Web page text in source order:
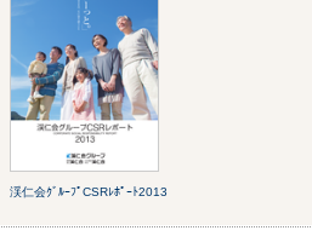
渓仁会ｸﾞﾙｰﾌﾟCSRﾚﾎﾟｰﾄ2013